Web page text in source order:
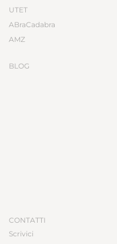
UTET
ABraCadabra
AMZ
BLOG
CONTATTI
Scrivici